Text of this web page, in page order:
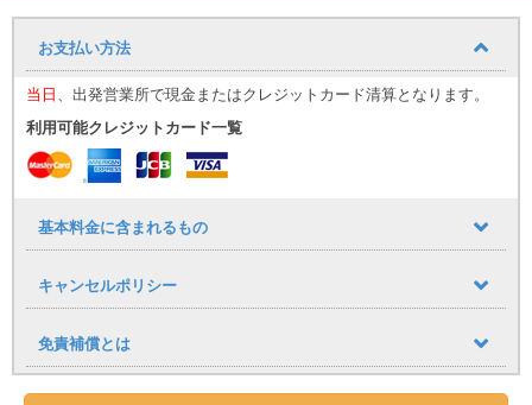
宮古島での特別な時間を、上品なグレーのセレナとともに過ごして
みませんか？
Car spec
車両タイプ
日産 セレナ
乗車定員
8名
シートカラーブラック
AT/MT
AT車
主要装備
カーナビあり
ハンドル
右ハンドル
その他
禁煙車
車体サイズ
約4,685 x 1,695 x 1,845 (mm)
お支払い方法
当日、出発営業所で現金またはクレジットカード清算となります。
利用可能クレジットカード一覧
基本料金に含まれるもの
キャンセルポリシー
免責補償とは